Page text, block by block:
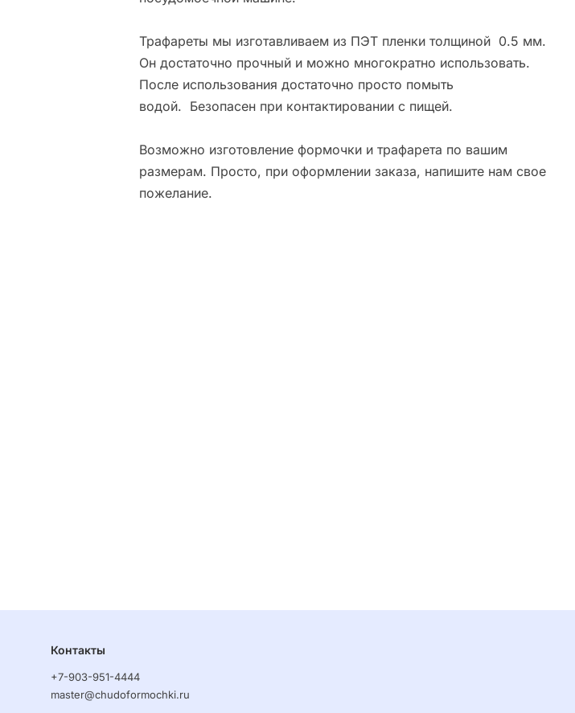
Трафареты мы изготавливаем из ПЭТ пленки толщиной 0.5 мм.
Он достаточно прочный и можно многократно использовать.
После использования достаточно просто помыть
водой. Безопасен при контактировании с пищей.
Возможно изготовление формочки и трафарета по вашим
размерам. Просто, при оформлении заказа, напишите нам свое
пожелание.
Контакты
+7-903-951-4444
master@chudoformochki.ru